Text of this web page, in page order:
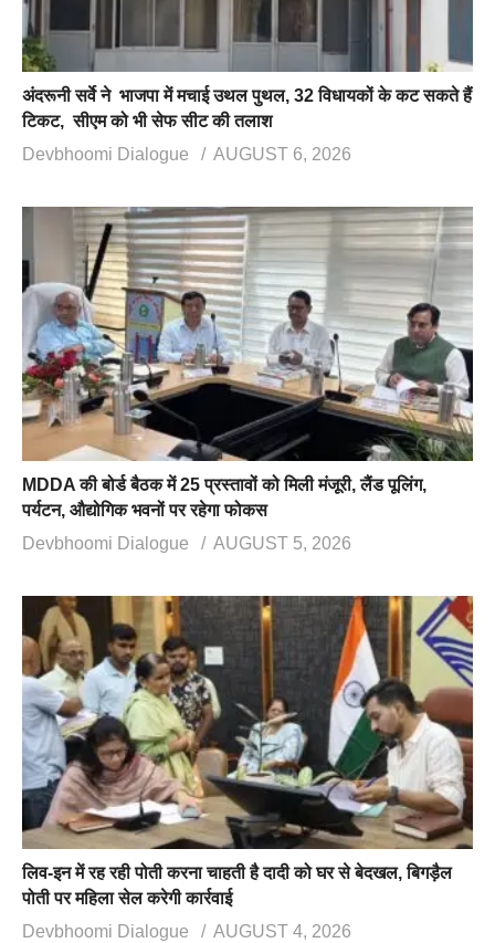
अंदरूनी सर्वे ने भाजपा में मचाई उथल पुथल, 32 विधायकों के कट सकते हैं
टिकट, सीएम को भी सेफ सीट की तलाश
Devbhoomi Dialogue
AUGUST 6, 2026
MDDA की बोर्ड बैठक में 25 प्रस्तावों को मिली मंजूरी, लैंड पूलिंग,
पर्यटन, औद्योगिक भवनों पर रहेगा फोकस
Devbhoomi Dialogue
AUGUST 5, 2026
लिव-इन में रह रही पोती करना चाहती है दादी को घर से बेदखल, बिगड़ैल
पोती पर महिला सेल करेगी कार्रवाई
Devbhoomi Dialogue
AUGUST 4, 2026